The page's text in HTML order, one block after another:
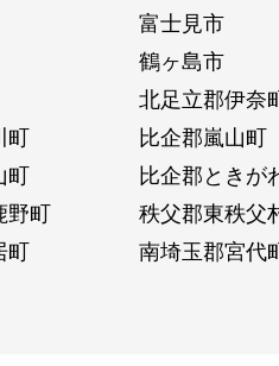
富士見市
鶴ヶ島市
北足立郡伊奈
町
比企郡嵐山町
町
比企郡ときが
野町
秩父郡東秩父
町
南埼玉郡宮代